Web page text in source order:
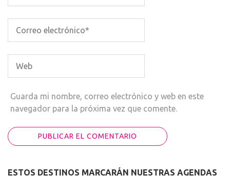
Guarda mi nombre, correo electrónico y web en este
navegador para la próxima vez que comente.
ESTOS DESTINOS MARCARÁN NUESTRAS AGENDAS